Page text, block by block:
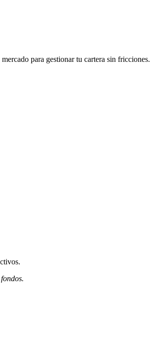
para gestionar tu cartera sin fricciones.